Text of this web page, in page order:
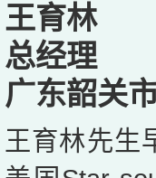
王育林
总经理
广东韶关
王育林先生